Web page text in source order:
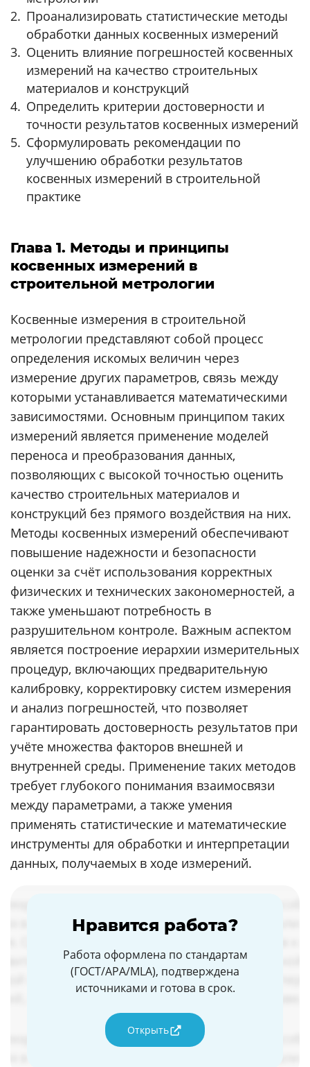
Проанализировать статистические методы
обработки данных косвенных измерений
Оценить влияние погрешностей косвенных
измерений на качество строительных
материалов и конструкций
Определить критерии достоверности и
точности результатов косвенных измерений
Сформулировать рекомендации по
улучшению обработки результатов
косвенных измерений в строительной
практике
Глава 1. Методы и принципы
косвенных измерений в
строительной метрологии
Косвенные измерения в строительной
метрологии представляют собой процесс
определения искомых величин через
измерение других параметров, связь между
которыми устанавливается математическими
зависимостями. Основным принципом таких
измерений является применение моделей
переноса и преобразования данных,
позволяющих с высокой точностью оценить
качество строительных материалов и
конструкций без прямого воздействия на них.
Методы косвенных измерений обеспечивают
повышение надежности и безопасности
оценки за счёт использования корректных
физических и технических закономерностей, а
также уменьшают потребность в
разрушительном контроле. Важным аспектом
является построение иерархии измерительных
процедур, включающих предварительную
калибровку, корректировку систем измерения
и анализ погрешностей, что позволяет
гарантировать достоверность результатов при
учёте множества факторов внешней и
внутренней среды. Применение таких методов
требует глубокого понимания взаимосвязи
между параметрами, а также умения
применять статистические и математические
инструменты для обработки и интерпретации
данных, получаемых в ходе измерений.
Нравится работа?
Работа оформлена по стандартам
(ГОСТ/APA/MLA), подтверждена
источниками и готова в срок.
Открыть